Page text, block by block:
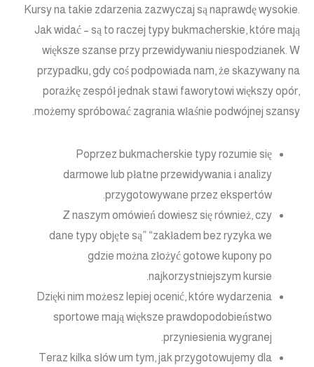
Kursy na takie zdarzenia zazwyczaj są naprawdę wysokie.
Jak widać – są to raczej typy bukmacherskie, które mają
większe szanse przy przewidywaniu niespodzianek. W
przypadku, gdy coś podpowiada nam, że skazywany na
porażkę zespół jednak stawi faworytowi większy opór,
możemy spróbować zagrania właśnie podwójnej szansy.
Poprzez bukmacherskie typy rozumie się
darmowe lub płatne przewidywania i analizy
przygotowywane przez ekspertów.
Z naszym omówień dowiesz się również, czy
dane typy objęte są” “zakładem bez ryzyka we
gdzie można złożyć gotowe kupony po
najkorzystniejszym kursie.
Dzięki nim możesz lepiej ocenić, które wydarzenia
sportowe mają większe prawdopodobieństwo
przyniesienia wygranej.
Teraz kilka słów um tym, jak przygotowujemy dla